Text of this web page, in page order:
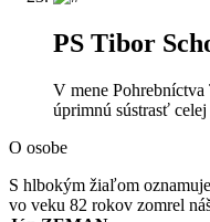
PS Tibor
V mene
úprimnú sústrasť
O osobe
S hlbokým žiaľom
vo veku 82 rokov zomrel